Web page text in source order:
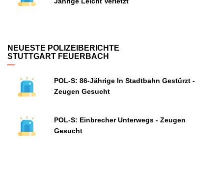
NEUESTE POLIZEIBERICHTE
STUTTGART FEUERBACH
POL-S: 86-Jährige In Stadtbahn Gestürzt -
Zeugen Gesucht
POL-S: Einbrecher Unterwegs - Zeugen
Gesucht